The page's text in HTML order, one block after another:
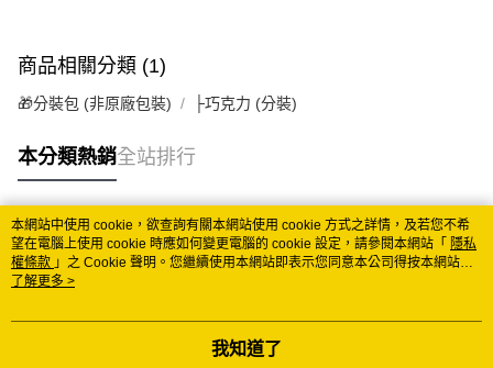
商品相關分類 (1)
🎁分裝包 (非原廠包裝) ├巧克力 (分裝)
本分類熱銷全站排行
熱門標籤
本網站中使用 cookie，欲查詢有關本網站使用 cookie 方式之詳情，及若您不希
望在電腦上使用 cookie 時應如何變更電腦的 cookie 設定，請參閱本網站「 隱私
權條款 」之 Cookie 聲明。您繼續使用本網站即表示您同意本公司得按本網站使
用條款之 Cookie 聲明使用 cookie。
了解更多 >
我知道了